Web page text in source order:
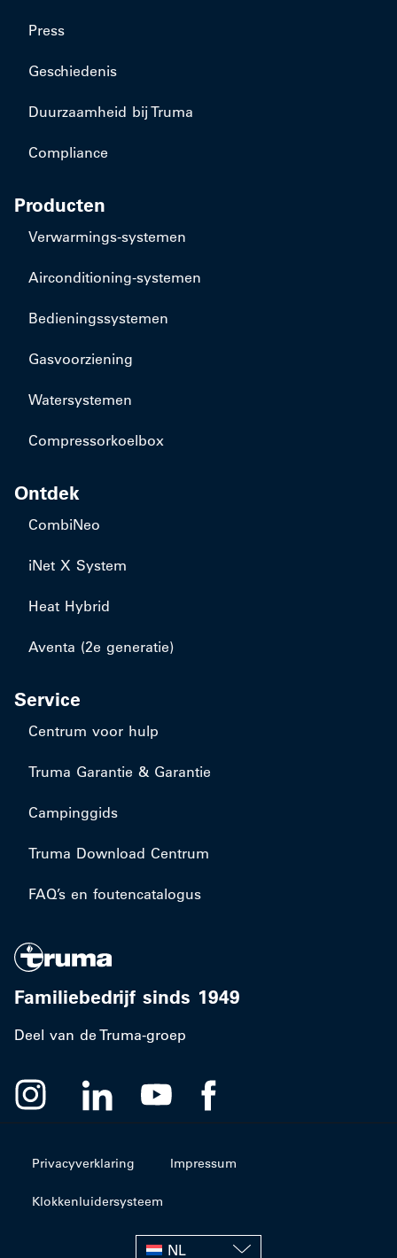
Press
Geschiedenis
Duurzaamheid bij Truma
Compliance
Producten
​Verwarmings-systemen
​Airconditioning-systemen
Bedieningssystemen
Gasvoorziening
Watersystemen
Compressorkoelbox
Ontdek
CombiNeo
iNet X System
Heat Hybrid
Aventa (2e generatie)
Service
Centrum voor hulp
Truma Garantie & Garantie
Campinggids
Truma Download Centrum
FAQ’s en foutencatalogus
Familiebedrijf sinds 1949
Deel van de Truma-groep
Privacyverklaring Impressum
Klokkenluidersysteem
NL